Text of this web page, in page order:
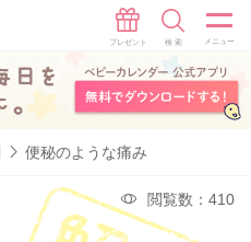
便秘のような痛み
閲覧数：410